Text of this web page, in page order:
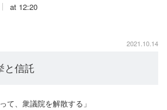
at 12:20
2021.10.14
と信託
て、衆議院を解散する」